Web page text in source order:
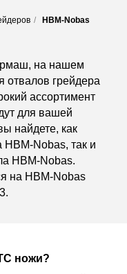
/ HBM-Nobas
на нашем
отвалов грейдера
ассортимент
для вашей
найдете, как
HBM-Nobas, так и
HBM-Nobas.
на HBM-Nobas
ножи?